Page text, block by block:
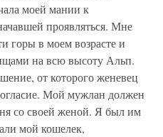
моей мании к
проявляться. Мне
горы в моем возрасте и
на всю высоту Альп.
от которого женевец
Мой мужлан должен
со своей женой. Я был им
мой кошелек,